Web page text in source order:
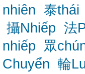
nhiên 泰thái
攝Nhiếp 法
nhiếp 眾
Chuyển 輪